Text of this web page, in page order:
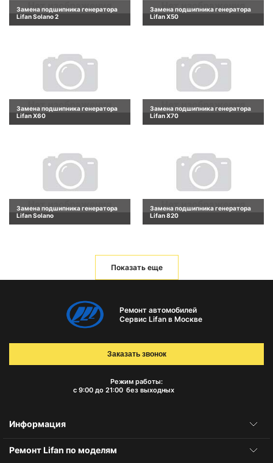
Замена подшипника генератора
Lifan Solano 2
Замена подшипника генератора
Lifan X50
Замена подшипника генератора
Lifan X60
Замена подшипника генератора
Lifan X70
Замена подшипника генератора
Lifan Solano
Замена подшипника генератора
Lifan 820
Показать еще
Ремонт автомобилей
Сервис Lifan в Москве
Режим работы:
с 9:00 до 21:00 без выходных
Заказать звонок
Информация
Ремонт Lifan по моделям